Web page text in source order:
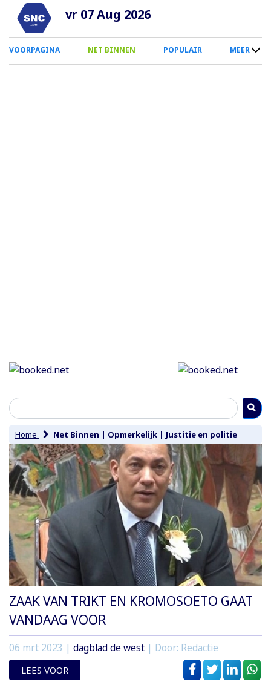
Overslaan
naar
inhoud
vr 07 Aug 2026
0
Smartphone
VOORPAGINA NET BINNEN POPULAIR MEER
Home Net Binnen | Opmerkelijk | Justitie en politie
ZAAK VAN TRIKT EN KROMOSOETO GAAT
VANDAAG VOOR
06 mrt 2023 | dagblad de west | Door: Redactie
LEES VOOR